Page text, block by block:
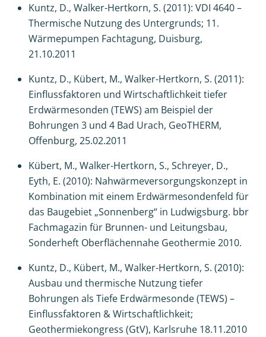
Kuntz, D., Walker-Hertkorn, S. (2011): VDI 4640 –
Thermische Nutzung des Untergrunds; 11.
Wärmepumpen Fachtagung, Duisburg,
21.10.2011
Kuntz, D., Kübert, M., Walker-Hertkorn, S. (2011):
Einflussfaktoren und Wirtschaftlichkeit tiefer
Erdwärmesonden (TEWS) am Beispiel der
Bohrungen 3 und 4 Bad Urach, GeoTHERM,
Offenburg, 25.02.2011
Kübert, M., Walker-Hertkorn, S., Schreyer, D.,
Eyth, E. (2010): Nahwärmeversorgungskonzept in
Kombination mit einem Erdwärmesondenfeld für
das Baugebiet „Sonnenberg“ in Ludwigsburg. bbr
Fachmagazin für Brunnen- und Leitungsbau,
Sonderheft Oberflächennahe Geothermie 2010.
Kuntz, D., Kübert, M., Walker-Hertkorn, S. (2010):
Ausbau und thermische Nutzung tiefer
Bohrungen als Tiefe Erdwärmesonde (TEWS) –
Einflussfaktoren & Wirtschaftlichkeit;
Geothermiekongress (GtV), Karlsruhe 18.11.2010